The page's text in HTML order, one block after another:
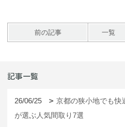
前の記事 一覧
記事一覧
26/06/25
京都の狭小地でも快
が選ぶ人気間取り7選